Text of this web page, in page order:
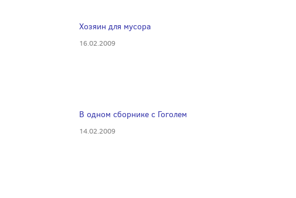
Хозяин для мусора
16.02.2009
В одном сборнике с Гоголем
14.02.2009